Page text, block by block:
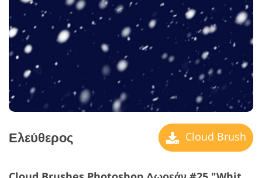
Ελεύθερος Cloud Brush